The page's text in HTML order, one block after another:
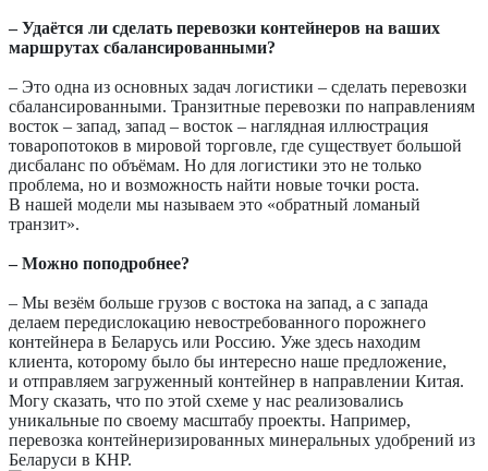
– Удаётся ли сделать перевозки контейнеров на ваших
маршрутах сбалансированными?
– Это одна из основных задач логистики – сделать перевозки
сбалансированными. Транзитные перевозки по направлениям
восток – запад, запад – восток – наглядная иллюстрация
товаропотоков в мировой торговле, где существует большой
дисбаланс по объёмам. Но для логистики это не только
проблема, но и возможность найти новые точки роста.
В нашей модели мы называем это «обратный ломаный
транзит».
– Можно поподробнее?
– Мы везём больше грузов с востока на запад, а с запада
делаем передислокацию невостребованного порожнего
контейнера в Беларусь или Россию. Уже здесь находим
клиента, которому было бы интересно наше предложение,
и отправляем загруженный контейнер в направлении Китая.
Могу сказать, что по этой схеме у нас реализовались
уникальные по своему масштабу проекты. Например,
перевозка контейнеризированных минеральных удобрений из
Беларуси в КНР.